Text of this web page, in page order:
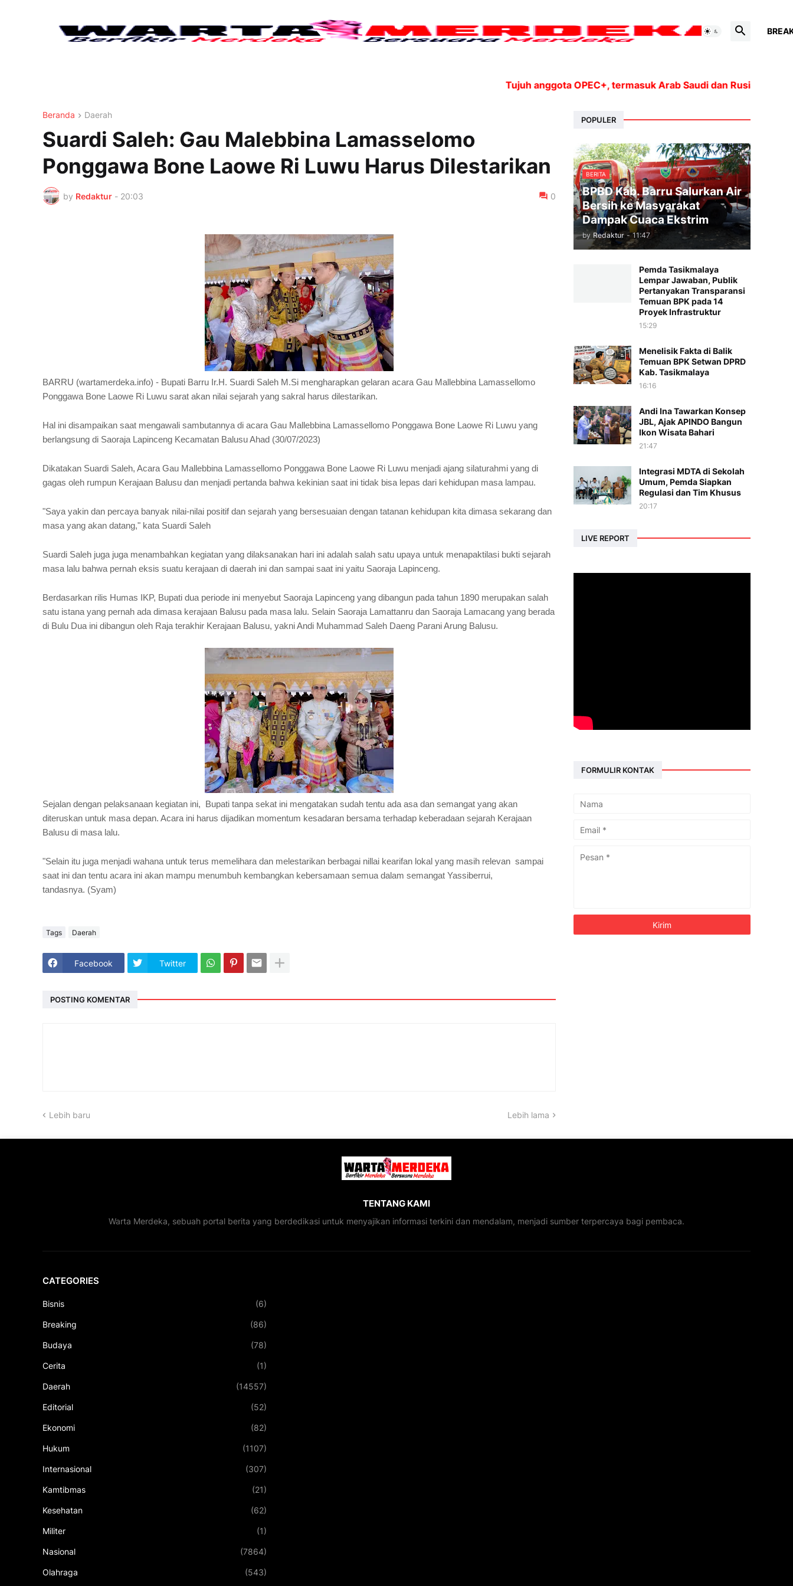
Tujuh anggota OPEC+, termasuk Arab Saudi dan Rusia, akan
Beranda Daerah
Suardi Saleh: Gau Malebbina Lamasselomo
Ponggawa Bone Laowe Ri Luwu Harus Dilestarikan
by Redaktur - 20:03 0
BARRU (wartamerdeka.info) - Bupati Barru Ir.H. Suardi Saleh M.Si mengharapkan gelaran acara Gau Mallebbina Lamassellomo
Ponggawa Bone Laowe Ri Luwu sarat akan nilai sejarah yang sakral harus dilestarikan.
Hal ini disampaikan saat mengawali sambutannya di acara Gau Mallebbina Lamassellomo Ponggawa Bone Laowe Ri Luwu yang
berlangsung di Saoraja Lapinceng Kecamatan Balusu Ahad (30/07/2023)
Dikatakan Suardi Saleh, Acara Gau Mallebbina Lamassellomo Ponggawa Bone Laowe Ri Luwu menjadi ajang silaturahmi yang di
gagas oleh rumpun Kerajaan Balusu dan menjadi pertanda bahwa kekinian saat ini tidak bisa lepas dari kehidupan masa lampau.
"Saya yakin dan percaya banyak nilai-nilai positif dan sejarah yang bersesuaian dengan tatanan kehidupan kita dimasa sekarang dan
masa yang akan datang," kata Suardi Saleh
Suardi Saleh juga juga menambahkan kegiatan yang dilaksanakan hari ini adalah salah satu upaya untuk menapaktilasi bukti sejarah
masa lalu bahwa pernah eksis suatu kerajaan di daerah ini dan sampai saat ini yaitu Saoraja Lapinceng.
Berdasarkan rilis Humas IKP, Bupati dua periode ini menyebut Saoraja Lapinceng yang dibangun pada tahun 1890 merupakan salah
satu istana yang pernah ada dimasa kerajaan Balusu pada masa lalu. Selain Saoraja Lamattanru dan Saoraja Lamacang yang berada
di Bulu Dua ini dibangun oleh Raja terakhir Kerajaan Balusu, yakni Andi Muhammad Saleh Daeng Parani Arung Balusu.
Sejalan dengan pelaksanaan kegiatan ini, Bupati tanpa sekat ini mengatakan sudah tentu ada asa dan semangat yang akan
diteruskan untuk masa depan. Acara ini harus dijadikan momentum kesadaran bersama terhadap keberadaan sejarah Kerajaan
Balusu di masa lalu.
"Selain itu juga menjadi wahana untuk terus memelihara dan melestarikan berbagai nillai kearifan lokal yang masih relevan sampai
saat ini dan tentu acara ini akan mampu menumbuh kembangkan kebersamaan semua dalam semangat Yassiberrui,
tandasnya. (Syam)
Tags Daerah
Facebook Twitter
POSTING KOMENTAR
Lebih baru Lebih lama
POPULER
BERITA
BPBD Kab. Barru Salurkan Air
Bersih ke Masyarakat
Dampak Cuaca Ekstrim
by Redaktur - 11:47
Pemda Tasikmalaya
Lempar Jawaban, Publik
Pertanyakan Transparansi
Temuan BPK pada 14
Proyek Infrastruktur
15:29
Menelisik Fakta di Balik
Temuan BPK Setwan DPRD
Kab. Tasikmalaya
16:16
Andi Ina Tawarkan Konsep
JBL, Ajak APINDO Bangun
Ikon Wisata Bahari
21:47
Integrasi MDTA di Sekolah
Umum, Pemda Siapkan
Regulasi dan Tim Khusus
20:17
LIVE REPORT
FORMULIR KONTAK
TENTANG KAMI
Warta Merdeka, sebuah portal berita yang berdedikasi untuk menyajikan informasi terkini dan mendalam, menjadi sumber terpercaya bagi pembaca.
CATEGORIES
Bisnis (6)
Breaking (86)
Budaya (78)
Cerita (1)
Daerah (14557)
Editorial (52)
Ekonomi (82)
Hukum (1107)
Internasional (307)
Kamtibmas (21)
Kesehatan (62)
Militer (1)
Nasional (7864)
Olahraga (543)